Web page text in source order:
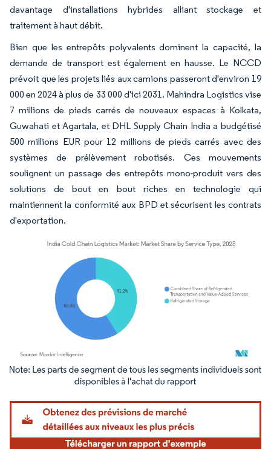
davantage d'installations hybrides alliant stockage et
traitement à haut débit.
Bien que les entrepôts polyvalents dominent la capacité, la
demande de transport est également en hausse. Le NCCD
prévoit que les projets liés aux camions passeront d'environ 19
000 en 2024 à plus de 33 000 d'ici 2031. Mahindra Logistics vise
7 millions de pieds carrés de nouveaux espaces à Kolkata,
Guwahati et Agartala, et DHL Supply Chain India a budgétisé
500 millions EUR pour 12 millions de pieds carrés avec des
systèmes de prélèvement robotisés. Ces mouvements
soulignent un passage des entrepôts mono-produit vers des
solutions de bout en bout riches en technologie qui
maintiennent la conformité aux BPD et sécurisent les contrats
d'exportation.
Image © Mordor Intelligence. La réutilisation nécessite une attribution sous CC BY